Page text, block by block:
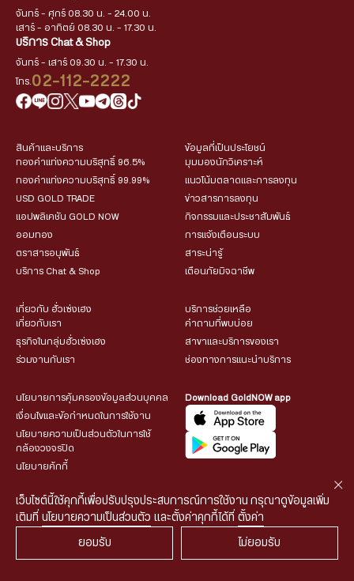
จันทร์ - ศุกร์ 08.30 น. - 24.00 น.
เสาร์ - อาทิตย์ 08.30 น. - 17.30 น.
บริการ Chat & Shop
จันทร์ - เสาร์ 09.30 น. - 17.30 น.
โทร. 02-112-2222
สินค้าและบริการ
ทองคำแท่งความบริสุทธิ์ 96.5%
ทองคำแท่งความบริสุทธิ์ 99.99%
USD GOLD TRADE
แอปพลิเคชัน GOLD NOW
ออมทอง
ตราสารอนุพันธ์
บริการ Chat & Shop
ข้อมูลที่เป็นประโยชน์
มุมมองนักวิเคราะห์
แนวโน้มตลาดและการลงทุน
ข่าวสารการลงทุน
กิจกรรมและประชาสัมพันธ์
การแจ้งเตือนระบบ
สาระน่ารู้
เตือนภัยมิจฉาชีพ
เกี่ยวกับ ฮั่วเซ่งเฮง
เกี่ยวกับเรา
ธุรกิจในกลุ่มฮั่วเซ่งเฮง
ร่วมงานกับเรา
บริการช่วยเหลือ
คำถามที่พบบ่อย
สาขาและบริการของเรา
ช่องทางการแนะนำบริการ
นโยบายการคุ้มครองข้อมูลส่วนบุคคล
เงื่อนไขและข้อกำหนดในการใช้งาน
นโยบายความเป็นส่วนตัวในการใช้
กล้องวงจรปิด
นโยบายคุ้กกี้
Download GoldNOW app
© 2026 HUA SENG HENG CO.,LTD. All rights reserved.| Web::*
เว็บไซต์นี้ใช้คุกกี้เพื่อปรับปรุงประสบการณ์การใช้งาน กรุณาดูข้อมูลเพิ่ม
เติมที่ นโยบายความเป็นส่วนตัว และตั้งค่าคุกกี้ได้ที่ ตั้งค่า
ไม่ยอมรับ
ยอมรับ